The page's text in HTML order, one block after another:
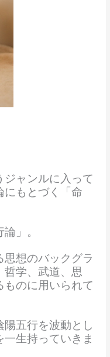
ジャンルに入って
にもとづく「命
」。
想のバックグラ
哲学、武道、思
のに用いられて
陽五行を波動とし
生持っていきま